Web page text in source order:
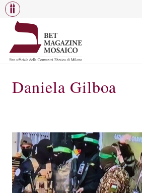
Daniela Gilboa